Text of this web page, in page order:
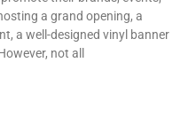
a grand opening, a
a well-designed vinyl banner
not all